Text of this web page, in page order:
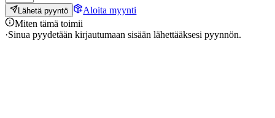
Lähetä pyyntö
Aloita myynti
Miten tämä toimii
·Sinua pyydetään kirjautumaan sisään lähettääksesi pyynnön.